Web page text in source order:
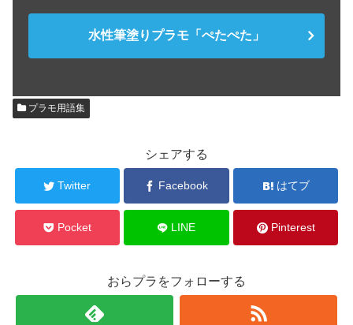
水性筆塗りプラモ「ぺたぺた」
プラモ用語集
シェアする
Twitter Facebook はてブ
Pocket LINE Pinterest
おらプラをフォローする